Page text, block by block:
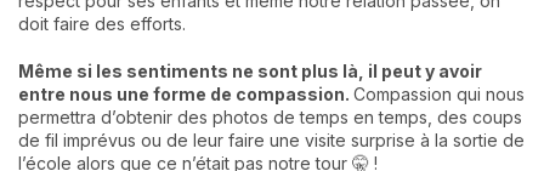
doit faire des efforts.
Même si les sentiments ne sont plus là, il peut y avoir
entre nous une forme de compassion. Compassion qui nous
permettra d’obtenir des photos de temps en temps, des coups
de fil imprévus ou de leur faire une visite surprise à la sortie de
l’école alors que ce n’était pas notre tour 🤫 !